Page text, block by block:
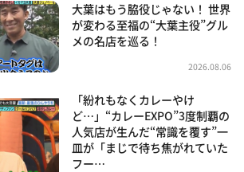
大葉はもう脇役じゃない！ 世界
が変わる至福の“大葉主役”グル
メの名店を巡る！
2026.08.06
「紛れもなくカレーやけ
ど…」“カレーEXPO”3度制覇の
人気店が生んだ“常識を覆す”一
皿が「まじで待ち焦がれていた
フー…